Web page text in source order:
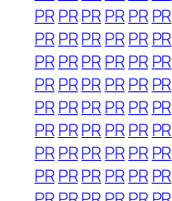
PRPRPRPRPR PR
PRPRPRPRPR PR
PRPRPRPRPR PR
PRPRPRPRPR PR
PRPRPRPRPR PR
PRPRPRPRPR PR
PRPRPRPRPR PR
PRPRPRPRPR PR